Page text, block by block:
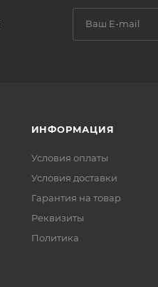
ИНФОРМАЦИЯ
Условия оплаты
Условия доставки
Гарантия на товар
Реквизиты
Политика